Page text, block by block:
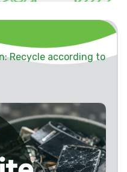
Recycle according to